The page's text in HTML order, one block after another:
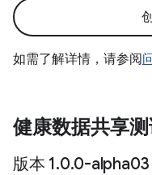
如需了解详情，请参阅
健康数据共享测
版本 1.0.0-alpha03